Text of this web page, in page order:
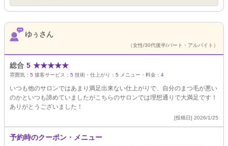
ゆぅさん
（女性/30代後半/パート・アルバイト）
総合 5 ★★★★★
雰囲気： 5 接客サービス： 5 技術・仕上がり： 5 メニュー・料金： 4
いつも他のサロンではあまり満足出来ない仕上がりで、自分のまつ毛が悪い
のかといつも諦めていましたがこちらのサロンでは理想通りで大満足です！
ありがとうございました！
[投稿日] 2026/1/25
予約時のクーポン・メニュー